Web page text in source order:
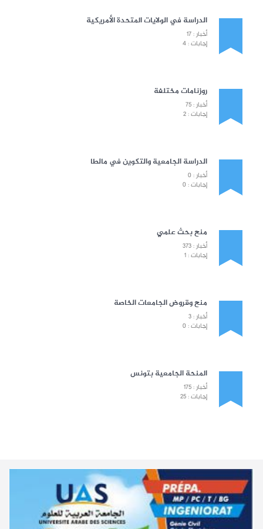
الدراسة في الولايات المتحدة الأمريكية
أخبار : 17
إجابات : 4
روزنامات مختلفة
أخبار : 75
إجابات : 2
الدراسة الجامعية والتكوين في مالطا
أخبار : 0
إجابات : 0
منح بحث علمي
أخبار : 373
إجابات : 1
منح وقروض الجامعات الخاصة
أخبار : 3
إجابات : 0
المنحة الجامعية بتونس
أخبار : 175
إجابات : 25